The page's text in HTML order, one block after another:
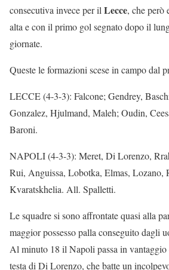
consecutiva invece per il Lecce, che però
alta e con il primo gol segnato dopo il
giornate.
Queste le formazioni scese in campo dal
LECCE (4-3-3): Falcone; Gendrey,
Gonzalez, Hjulmand, Maleh; Oudin,
Baroni.
NAPOLI (4-3-3): Meret, Di Lorenzo,
Rui, Anguissa, Lobotka, Elmas, Lozano,
Kvaratskhelia. All. Spalletti.
Le squadre si sono affrontate quasi alla
maggior possesso palla conseguito dagli
Al minuto 18 il Napoli passa in
testa di Di Lorenzo, che batte un